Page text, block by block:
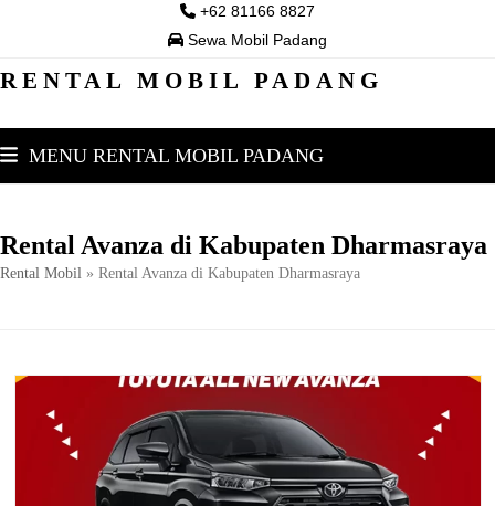
+62 81166 8827
Sewa Mobil Padang
RENTAL MOBIL PADANG
MENU RENTAL MOBIL PADANG
Rental Avanza di Kabupaten Dharmasraya
Rental Mobil » Rental Avanza di Kabupaten Dharmasraya